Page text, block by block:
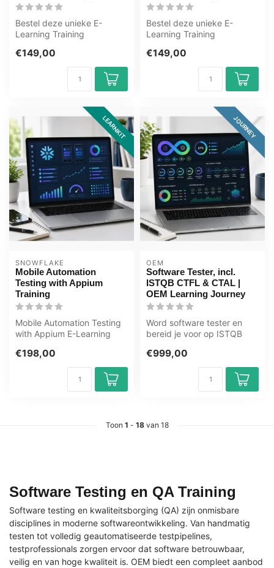
Bestel deze unieke E-
Learning Training
Selenium online, 1 jaa...
€149,00
Bestel deze unieke E-
Learning Training
online, 1 jaar 24...
€149,00
LEARNKIT
SNOWFLAKE
Mobile Automation
Testing with Appium
Training
Mobile Automation Testing
with Appium E-Learning
docent...
€198,00
JOURNEY
OEM
Software Tester, incl.
ISTQB CTFL & CTAL |
OEM Learning Journey
Word software tester en
bereid je voor op ISTQB
testauto...
€999,00
Toon 1 - 18van 18
Software Testing en QA Training
Software testing en kwaliteitsborging (QA) zijn onmisbare
disciplines in moderne softwareontwikkeling. Van handmatig
testen tot volledig geautomatiseerde testpipelines,
testprofessionals zorgen ervoor dat software betrouwbaar,
veilig en van hoge kwaliteit is. OEM biedt een compleet aanbod